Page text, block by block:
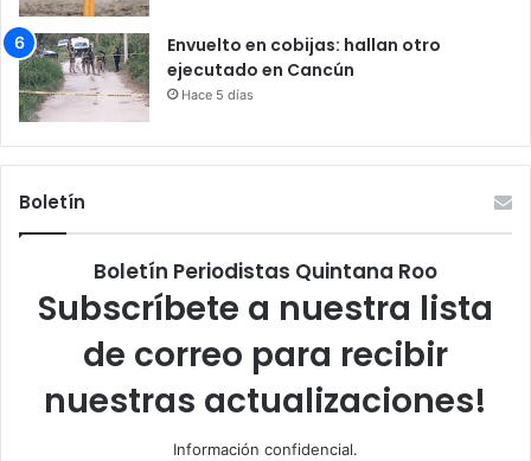
Envuelto en cobijas: hallan otro
ejecutado en Cancún
Hace 5 días
Boletín
Boletín Periodistas Quintana Roo
Subscríbete a nuestra lista
de correo para recibir
nuestras actualizaciones!
Información confidencial.